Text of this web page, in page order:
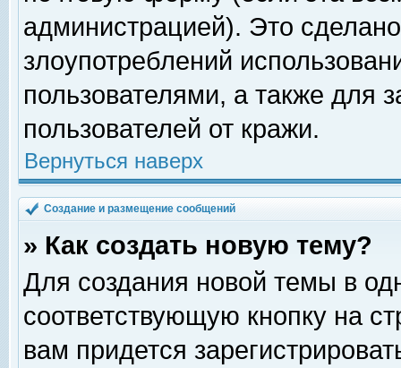
администрацией). Это
злоупотреблений
пользователями, а также для
пользователей от кражи.
Вернуться наверх
Создание и размещение сообщений
» Как создать новую тему?
Для создания новой темы в
соответствующую кнопку на
вам придется